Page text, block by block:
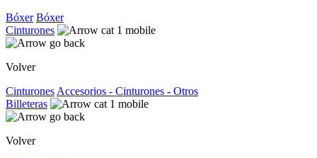
Bóxer Bóxer
Cinturones
Volver
Cinturones Accesorios - Cinturones - Otros
Billeteras
Volver